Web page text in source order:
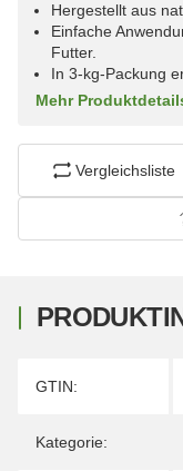
Hergestellt aus
Einfache
Futter.
In 3-kg-Packung
Mehr
Vergleichsliste
Produkteigenschaft
Wert
GTIN:
Kategorie: